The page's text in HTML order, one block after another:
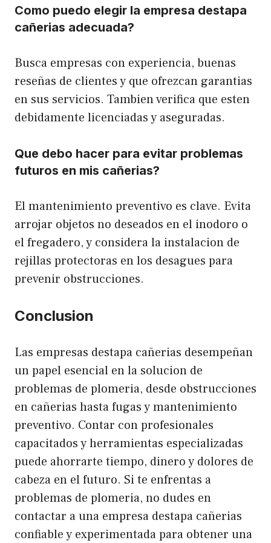
Como puedo elegir la empresa destapa
cañerias adecuada?
Busca empresas con experiencia, buenas
reseñas de clientes y que ofrezcan garantias
en sus servicios. Tambien verifica que esten
debidamente licenciadas y aseguradas.
Que debo hacer para evitar problemas
futuros en mis cañerias?
El mantenimiento preventivo es clave. Evita
arrojar objetos no deseados en el inodoro o
el fregadero, y considera la instalacion de
rejillas protectoras en los desagues para
prevenir obstrucciones.
Conclusion
Las empresas destapa cañerias desempeñan
un papel esencial en la solucion de
problemas de plomeria, desde obstrucciones
en cañerias hasta fugas y mantenimiento
preventivo. Contar con profesionales
capacitados y herramientas especializadas
puede ahorrarte tiempo, dinero y dolores de
cabeza en el futuro. Si te enfrentas a
problemas de plomeria, no dudes en
contactar a una empresa destapa cañerias
confiable y experimentada para obtener una